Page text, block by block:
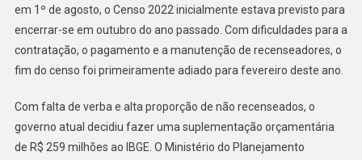
em 1º de agosto, o Censo 2022 inicialmente estava previsto para
encerrar-se em outubro do ano passado. Com dificuldades para a
contratação, o pagamento e a manutenção de recenseadores, o
fim do censo foi primeiramente adiado para fevereiro deste ano.
Com falta de verba e alta proporção de não recenseados, o
governo atual decidiu fazer uma suplementação orçamentária
de R$ 259 milhões ao IBGE. O Ministério do Planejamento